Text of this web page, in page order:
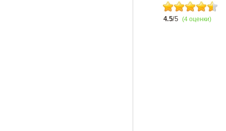
4.5/5 (4 оценки)